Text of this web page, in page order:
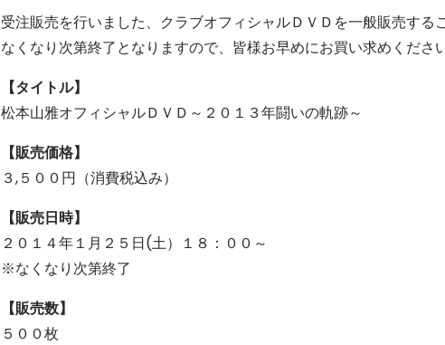
受注販売を行いました、クラブオフィシャルＤＶＤを一般販売する
なくなり次第終了となりますので、皆様お早めにお買い求めください
【タイトル】
松本山雅オフィシャルＤＶＤ～２０１３年闘いの軌跡～
【販売価格】
３,５００円（消費税込み）
【販売日時】
２０１４年１月２５日(土）１８：００～
※なくなり次第終了
【販売数】
５００枚